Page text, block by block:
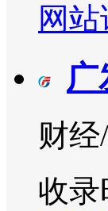
网
广
财
收录